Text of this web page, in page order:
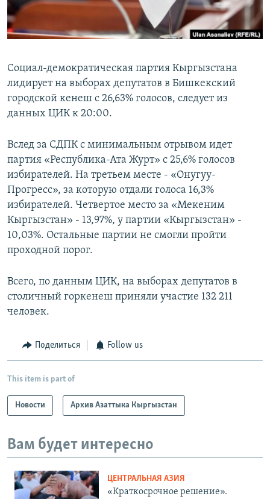
Социал-демократическая партия Кыргызстана
лидирует на выборах депутатов в Бишкекский
городской кенеш с 26,63% голосов, следует из
данных ЦИК к 20:00.
Вслед за СДПК с минимальным отрывом идет
партия «Республика-Ата Журт» с 25,6% голосов
избирателей. На третьем месте - «Онугуу-
Прогресс», за которую отдали голоса 16,3%
избирателей. Четвертое место за «Мекеним
Кыргызстан» - 13,97%, у партии «Кыргызстан» -
10,03%. Остальные партии не смогли пройти
проходной порог.
Всего, по данным ЦИК, на выборах депутатов в
столичный горкенеш приняли участие 132 211
человек.
Поделиться Follow us
This item is part of
Новости Архив Азаттыка Кыргызстан
Вам будет интересно
ЦЕНТРАЛЬНАЯ АЗИЯ
«Краткосрочное решение».